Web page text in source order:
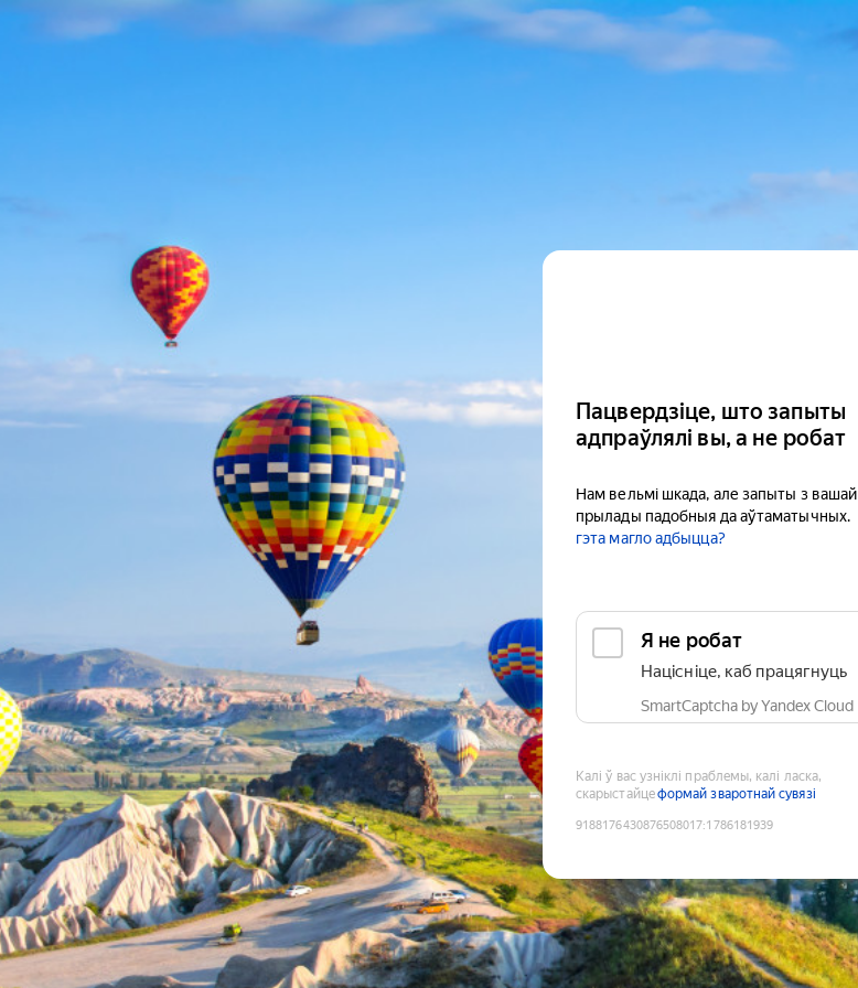
Пацвердзіце, што запыты
адпраўлялі вы, а не робат
Нам вельмі шкада, але запыты з вашай
прылады падобныя да аўтаматычных.
гэта магло адбыцца?
Я не робат
Націсніце, каб працягнуць
SmartCaptcha by Yandex Cloud
Калі ў вас узніклі праблемы, калі ласка,
скарыстайцеформай зваротнай сувязі
9188176430876508017:1786181939